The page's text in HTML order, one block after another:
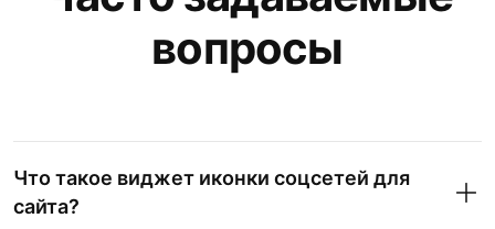
вопросы
Что такое виджет иконки соцсетей для
сайта?